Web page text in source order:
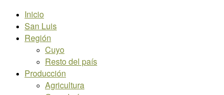
Inicio
San Luis
Región
Cuyo
Resto del país
Producción
Agricultura